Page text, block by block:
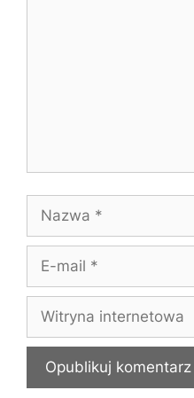
Nazwa
Witryna
internetowa